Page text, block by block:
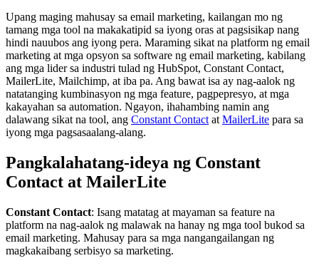
Upang maging mahusay sa email marketing, kailangan mo ng
tamang mga tool na makakatipid sa iyong oras at pagsisikap nang
hindi nauubos ang iyong pera. Maraming sikat na platform ng email
marketing at mga opsyon sa software ng email marketing, kabilang
ang mga lider sa industri tulad ng HubSpot, Constant Contact,
MailerLite, Mailchimp, at iba pa. Ang bawat isa ay nag-aalok ng
natatanging kumbinasyon ng mga feature, pagpepresyo, at mga
kakayahan sa automation. Ngayon, ihahambing namin ang
dalawang sikat na tool, ang Constant Contact at MailerLite para sa
iyong mga pagsasaalang-alang.
Pangkalahatang-ideya ng Constant
Contact at MailerLite
Constant Contact: Isang matatag at mayaman sa feature na
platform na nag-aalok ng malawak na hanay ng mga tool bukod sa
email marketing. Mahusay para sa mga nangangailangan ng
magkakaibang serbisyo sa marketing.